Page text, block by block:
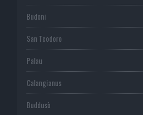
Budoni
San Teodoro
Palau
Calangianus
Buddusò